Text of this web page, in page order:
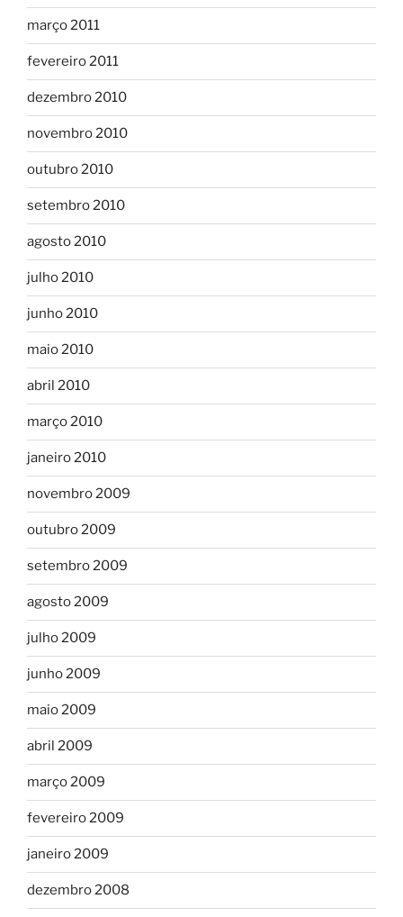
março 2011
fevereiro 2011
dezembro 2010
novembro 2010
outubro 2010
setembro 2010
agosto 2010
julho 2010
junho 2010
maio 2010
abril 2010
março 2010
janeiro 2010
novembro 2009
outubro 2009
setembro 2009
agosto 2009
julho 2009
junho 2009
maio 2009
abril 2009
março 2009
fevereiro 2009
janeiro 2009
dezembro 2008